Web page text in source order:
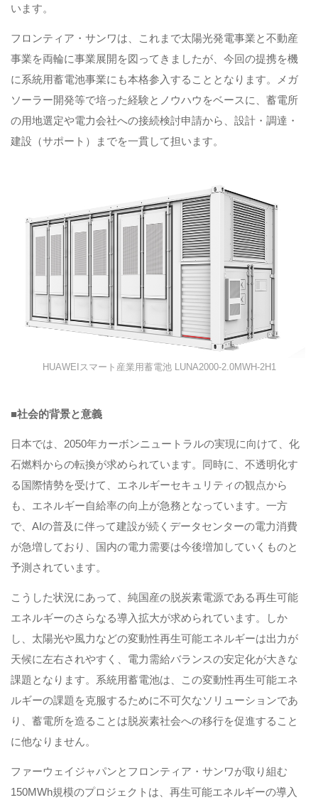
います。
フロンティア・サンワは、これまで太陽光発電事業と不動産
事業を両輪に事業展開を図ってきましたが、今回の提携を機
に系統用蓄電池事業にも本格参入することとなります。メガ
ソーラー開発等で培った経験とノウハウをベースに、蓄電所
の用地選定や電力会社への接続検討申請から、設計・調達・
建設（サポート）までを一貫して担います。
HUAWEIスマート産業用蓄電池 LUNA2000-2.0MWH-2H1
■社会的背景と意義
日本では、2050年カーボンニュートラルの実現に向けて、化
石燃料からの転換が求められています。同時に、不透明化す
る国際情勢を受けて、エネルギーセキュリティの観点から
も、エネルギー自給率の向上が急務となっています。一方
で、AIの普及に伴って建設が続くデータセンターの電力消費
が急増しており、国内の電力需要は今後増加していくものと
予測されています。
こうした状況にあって、純国産の脱炭素電源である再生可能
エネルギーのさらなる導入拡大が求められています。しか
し、太陽光や風力などの変動性再生可能エネルギーは出力が
天候に左右されやすく、電力需給バランスの安定化が大きな
課題となります。系統用蓄電池は、この変動性再生可能エネ
ルギーの課題を克服するために不可欠なソリューションであ
り、蓄電所を造ることは脱炭素社会への移行を促進すること
に他なりません。
ファーウェイジャパンとフロンティア・サンワが取り組む
150MWh規模のプロジェクトは、再生可能エネルギーの導入